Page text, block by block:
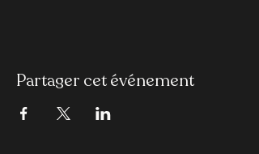
Partager cet événement